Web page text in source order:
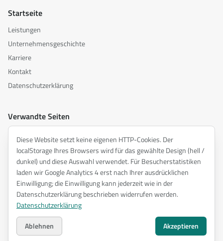
Startseite
Leistungen
Unternehmensgeschichte
Karriere
Kontakt
Datenschutzerklärung
Verwandte Seiten
inspiredacoustics.com
soundy.ai
irat.ai
2026ENTEL Műszaki Fejlesztő Kft. —
Alle Rechte vorbehalten.
Datenschutzerklärung
Diese Website setzt keine eigenen HTTP-Cookies. Der
localStorage Ihres Browsers wird für das gewählte Design (hell /
dunkel) und diese Auswahl verwendet. Für Besucherstatistiken
laden wir Google Analytics 4 erst nach Ihrer ausdrücklichen
Einwilligung; die Einwilligung kann jederzeit wie in der
Datenschutzerklärung beschrieben widerrufen werden.
Datenschutzerklärung
Ablehnen
Akzeptieren